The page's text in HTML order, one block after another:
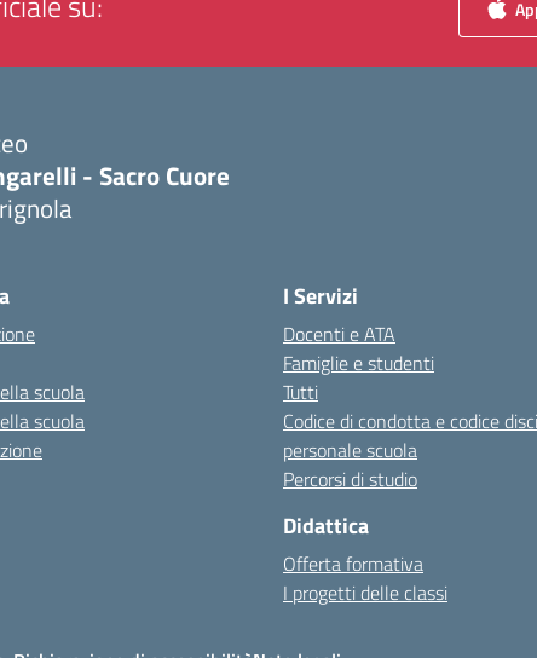
- Sacro Cuore
scuola
scuola
I Servizi
Docenti e ATA
Famiglie e studenti
Tutti
Codice di condotta e codice
personale scuola
Percorsi di studio
Didattica
Offerta formativa
I progetti delle classi